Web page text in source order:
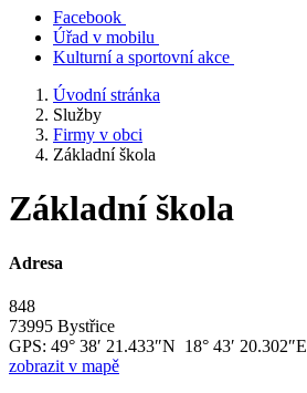
Facebook
Úřad v mobilu
Kulturní a sportovní akce
Úvodní stránka
Služby
Firmy v obci
Základní škola
Základní škola
Adresa
848
73995 Bystřice
GPS: 49° 38′ 21.433″N 18° 43′ 20.302″E
zobrazit v mapě